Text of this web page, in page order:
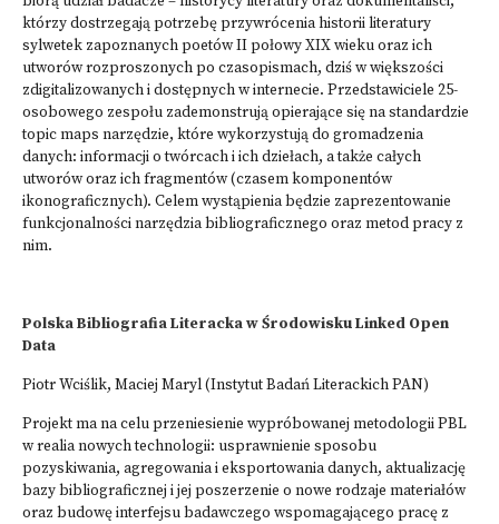
którzy dostrzegają potrzebę przywrócenia historii literatury
sylwetek zapoznanych poetów II połowy XIX wieku oraz ich
utworów rozproszonych po czasopismach, dziś w większości
zdigitalizowanych i dostępnych w internecie. Przedstawiciele 25-
osobowego zespołu zademonstrują opierające się na standardzie
topic maps narzędzie, które wykorzystują do gromadzenia
danych: informacji o twórcach i ich dziełach, a także całych
utworów oraz ich fragmentów (czasem komponentów
ikonograficznych). Celem wystąpienia będzie zaprezentowanie
funkcjonalności narzędzia bibliograficznego oraz metod pracy z
nim.
Polska Bibliografia Literacka w Środowisku Linked Open
Data
Piotr Wciślik, Maciej Maryl (Instytut Badań Literackich PAN)
Projekt ma na celu przeniesienie wypróbowanej metodologii PBL
w realia nowych technologii: usprawnienie sposobu
pozyskiwania, agregowania i eksportowania danych, aktualizację
bazy bibliograficznej i jej poszerzenie o nowe rodzaje materiałów
oraz budowę interfejsu badawczego wspomagającego pracę z